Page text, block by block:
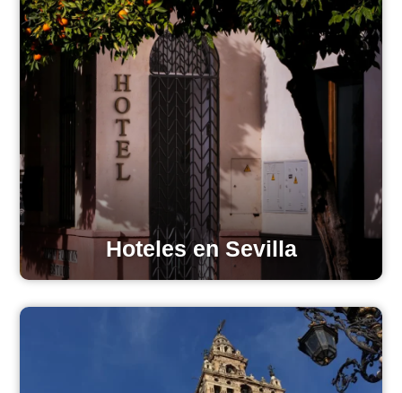
Hoteles en Sevilla